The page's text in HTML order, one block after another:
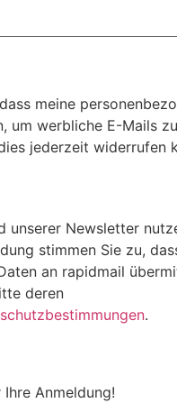
meine
um werbliche E-Mails
jederzeit widerrufen
unserer Newsletter
stimmen Sie zu,
an rapidmail
deren
.
Anmeldung!